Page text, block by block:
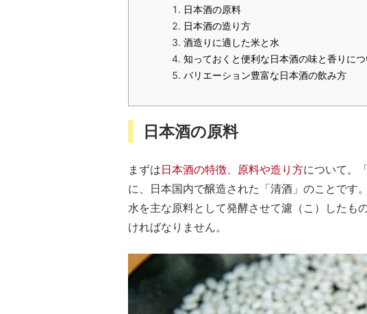
日本酒の原料
日本酒の造り方
酒造りに適した米と水
知っておくと便利な日本酒の味と香りに
バリエーション豊富な日本酒の飲み方
日本酒の原料
まずは日本酒の特徴、原料や造り方について。
に、日本国内で醸造された「清酒」のことです
水を主な原料として発酵させて濾（こ）したも
ければなりません。